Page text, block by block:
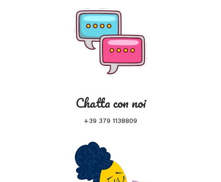
Chatta con noi
+39 379 1138809